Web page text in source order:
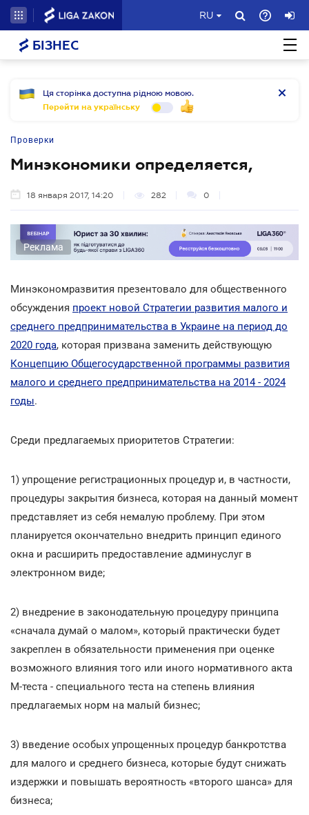
RU
БІЗНЕС
Ця сторінка доступна рідною мовою.
Перейти на українську
Проверки
Минэкономики определяется,
18 января 2017, 14:20 282 0
Реклама
Минэкономразвития презентовало для общественного
обсуждения проект новой Стратегии развития малого и
среднего предпринимательства в Украине на период до
2020 года, которая призвана заменить действующую
Концепцию Общегосударственной программы развития
малого и среднего предпринимательства на 2014 - 2024
годы.
Среди предлагаемых приоритетов Стратегии:
1) упрощение регистрационных процедур и, в частности,
процедуры закрытия бизнеса, которая на данный момент
представляет из себя немалую проблему. При этом
планируется окончательно внедрить принцип единого
окна и расширить предоставление админуслуг в
электронном виде;
2) внедрение в законодательную процедуру принципа
«сначала думай о малом», который практически будет
закреплен в обязательности применения при оценке
возможного влияния того или иного нормативного акта
М-теста - специального теста на степень влияния
предлагаемых норм на малый бизнес;
3) введение особых упрощенных процедур банкротства
для малого и среднего бизнеса, которые будут снижать
издержки и повышать вероятность «второго шанса» для
бизнеса;